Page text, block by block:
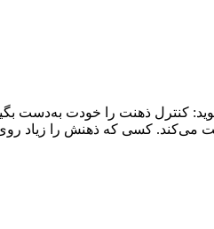
کنترل ذهنت را خودت
می‌کند. کسی که ذهنش را زیاد روی